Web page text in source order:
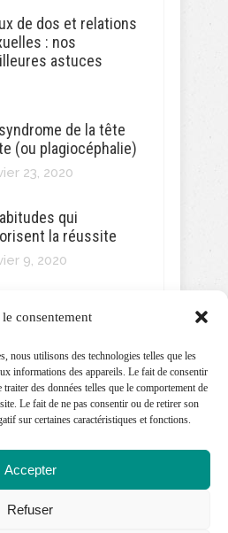
consentement
nous utilisons des technologies telles que les
informations des appareils. Le fait de consentir
des données telles que le comportement de
Le fait de ne pas consentir ou de retirer son
sur certaines caractéristiques et fonctions.
Accepter
Refuser
de dos et relations
: nos
astuces
de la tête
(ou plagiocéphalie)
23, 2020
qui
la réussite
9, 2020